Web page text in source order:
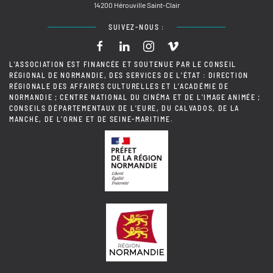
14200 Hérouville Saint-Clair
SUIVEZ-NOUS :
L'ASSOCIATION EST FINANCÉE ET SOUTENUE PAR LE CONSEIL
RÉGIONAL DE NORMANDIE, DES SERVICES DE L'ÉTAT : DIRECTION
RÉGIONALE DES AFFAIRES CULTURELLES ET L'ACADÉMIE DE
NORMANDIE ; CENTRE NATIONAL DU CINÉMA ET DE L'IMAGE ANIMÉE ;
CONSEILS DÉPARTEMENTAUX DE L'EURE, DU CALVADOS, DE LA
MANCHE, DE L'ORNE ET DE SEINE-MARITIME.